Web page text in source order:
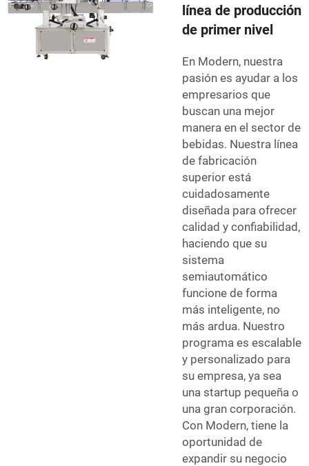
línea de producción
de primer nivel
En Modern, nuestra
pasión es ayudar a los
empresarios que
buscan una mejor
manera en el sector de
bebidas. Nuestra línea
de fabricación
superior está
cuidadosamente
diseñada para ofrecer
calidad y confiabilidad,
haciendo que su
sistema
semiautomático
funcione de forma
más inteligente, no
más ardua. Nuestro
programa es escalable
y personalizado para
su empresa, ya sea
una startup pequeña o
una gran corporación.
Con Modern, tiene la
oportunidad de
expandir su negocio